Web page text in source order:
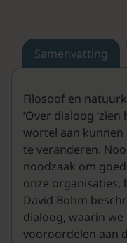
Samenvatting
Filosoof en
‘Over dialoog
wortel aan
te veranderen.
noodzaak om
onze organisaties,
David Bohm
dialoog, waarin we
vooroordelen aan